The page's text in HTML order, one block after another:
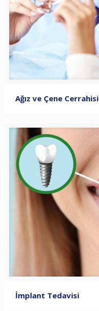
Ağız ve Çene Cerrahisi
İmplant Tedavisi